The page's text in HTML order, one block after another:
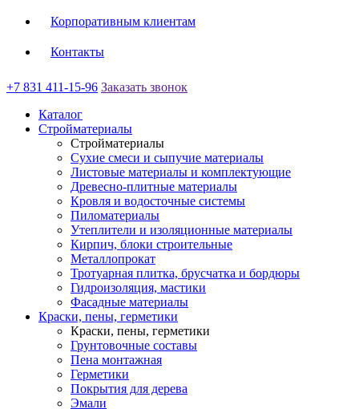
Корпоративным клиентам
Контакты
+7 831 411-15-96 Заказать звонок
Каталог
Стройматериалы
Стройматериалы
Сухие смеси и сыпучие материалы
Листовые материалы и комплектующие
Древесно-плитные материалы
Кровля и водосточные системы
Пиломатериалы
Утеплители и изоляционные материалы
Кирпич, блоки строительные
Металлопрокат
Тротуарная плитка, брусчатка и бордюры
Гидроизоляция, мастики
Фасадные материалы
Краски, пены, герметики
Краски, пены, герметики
Грунтовочные составы
Пена монтажная
Герметики
Покрытия для дерева
Эмали